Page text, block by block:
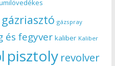
gázriasztó gázspray
és fegyver kaliber Kaliber
pisztoly revolver